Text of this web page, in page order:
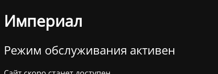
Империал
Режим обслуживания активен